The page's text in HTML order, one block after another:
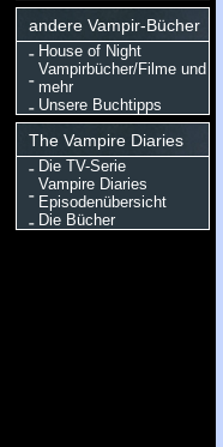
andere Vampir-Bücher
House of Night
Vampirbücher/Filme und
mehr
Unsere Buchtipps
The Vampire Diaries
Die TV-Serie
Vampire Diaries
Episodenübersicht
Die Bücher